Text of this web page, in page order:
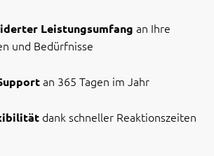
Leistungsumfang an Ihre
und Bedürfnisse
an 365 Tagen im Jahr
dank schneller Reaktionszeiten